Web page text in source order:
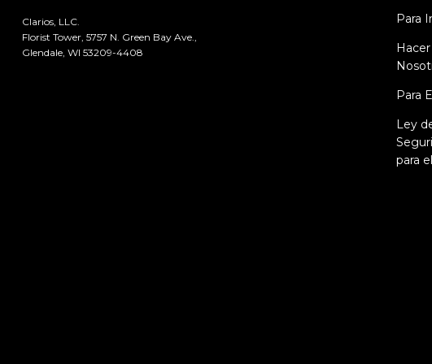
Clarios, LLC.
Florist Tower, 5757 N. Green Bay Ave.,
Glendale, WI 53209-4408
Para
Para
Ley
para